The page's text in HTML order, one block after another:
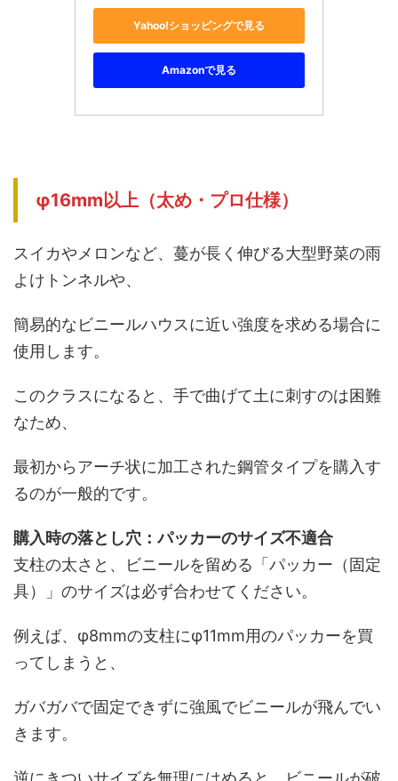
Yahoo!ショッピングで見る
Amazonで見る
φ16mm以上（太め・プロ仕様）
スイカやメロンなど、蔓が長く伸びる大型野菜の雨
よけトンネルや、
簡易的なビニールハウスに近い強度を求める場合に
使用します。
このクラスになると、手で曲げて土に刺すのは困難
なため、
最初からアーチ状に加工された鋼管タイプを購入す
るのが一般的です。
購入時の落とし穴：パッカーのサイズ不適合
支柱の太さと、ビニールを留める「パッカー（固定
具）」のサイズは必ず合わせてください。
例えば、φ8mmの支柱にφ11mm用のパッカーを買
ってしまうと、
ガバガバで固定できずに強風でビニールが飛んでい
きます。